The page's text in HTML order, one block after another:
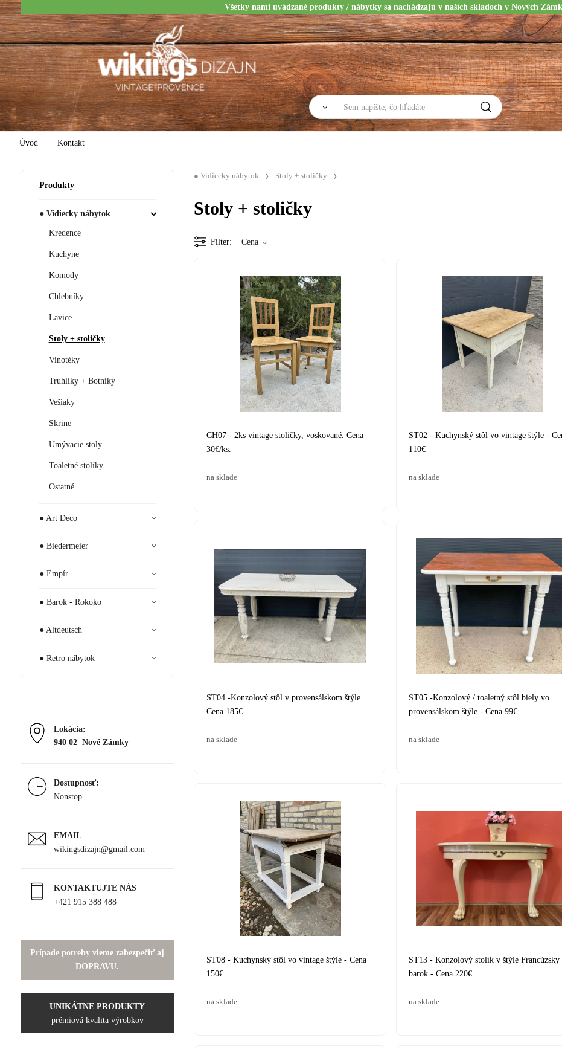
Všetky nami uvádzané produkty / nábytky sa nachádzajú v naších skladoch v Nových
Úvod Kontakt
Produkty
● Vidiecky nábytok
Kredence
Kuchyne
Komody
Chlebníky
Lavice
Stoly + stoličky
Vinotéky
Truhlíky + Botníky
Vešiaky
Skrine
Umývacie stoly
Toaletné stolíky
Ostatné
● Art Deco
● Biedermeier
● Empír
● Barok - Rokoko
● Altdeutsch
● Retro nábytok
Lokácia:
940 02 Nové Zámky
Dostupnosť:
Nonstop
EMAIL
wikingsdizajn@gmail.com
KONTAKTUJTE NÁS
+421 915 388 488
Prípade potreby vieme zabezpečiť aj
DOPRAVU.
UNIKÁTNE PRODUKTY
prémiová kvalita výrobkov
● Vidiecky nábytok Stoly + stoličky
Stoly + stoličky
Filter Cena
CH07 - 2ks vintage stoličky, voskované. Cena
30€/ks.
na sklade
ST02 - Kuchynský stôl vo vintage štýle -
110€
na sklade
ST04 -Konzolový stôl v provensálskom štýle.
Cena 185€
na sklade
ST05 -Konzolový / toaletný stôl biely vo
provensálskom štýle - Cena 99€
na sklade
ST08 - Kuchynský stôl vo vintage štýle - Cena
150€
na sklade
ST13 - Konzolový stolík v štýle Francúzsky
barok - Cena 220€
na sklade